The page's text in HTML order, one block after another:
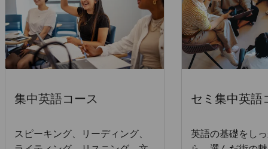
集中英語コース
スピーキング、リーディング、
セミ集中英語
英語の基礎をし